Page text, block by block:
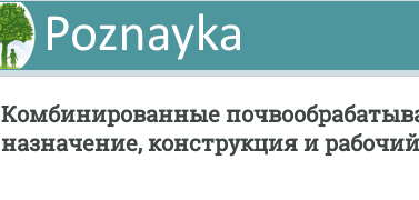
Комбинированные
назначение, конструкция и